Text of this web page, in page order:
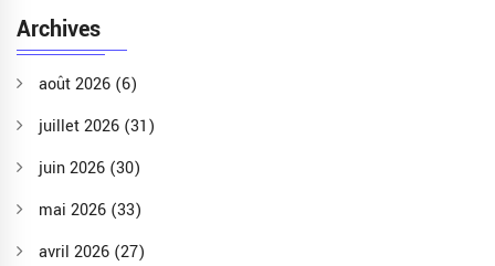
Archives
août 2026 (6)
juillet 2026 (31)
juin 2026 (30)
mai 2026 (33)
avril 2026 (27)